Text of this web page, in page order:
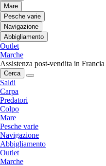
Mare
Pesche varie
Navigazione
Abbigliamento
Outlet
Marche
Assistenza post-vendita in Francia
Cerca
Saldi
Carpa
Predatori
Colpo
Mare
Pesche varie
Navigazione
Abbigliamento
Outlet
Marche